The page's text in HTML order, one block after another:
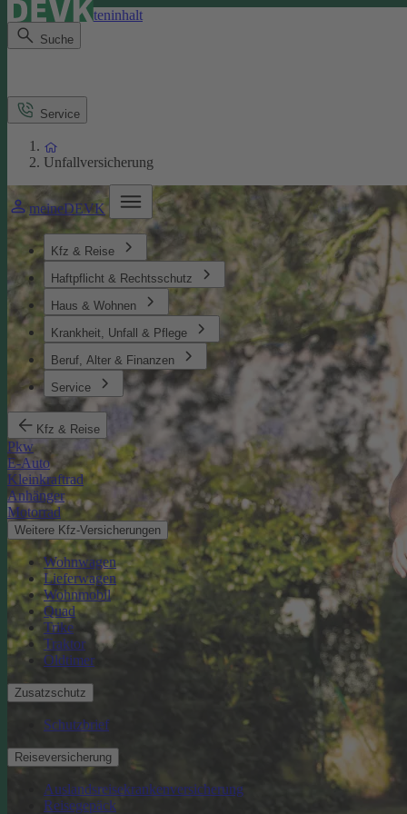
Direkt zum Seiteninhalt
Suche
meineDEVK
Kfz & Reise
Haftpflicht & Rechtsschutz
Haus & Wohnen
Krankheit, Unfall & Pflege
Beruf, Alter & Finanzen
Service
Kfz & Reise
Pkw
E-Auto
Kleinkraftrad
Anhänger
Motorrad
Weitere Kfz-Versicherungen
Wohnwagen
Lieferwagen
Wohnmobil
Quad
Trike
Traktor
Oldtimer
Zusatzschutz
Schutzbrief
Reiseversicherung
Auslandsreisekrankenversicherung
Reisegepäck
Service
Unfallversicherung